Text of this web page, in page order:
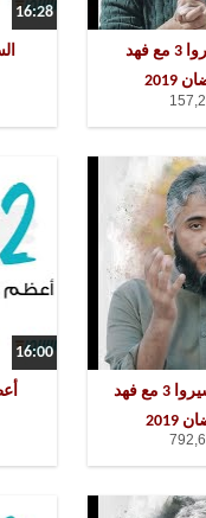
الغضب ودمار الأنفس | فسيروا 3 مع فهد
16:28
الأرض المسطحة بالقرآن | فسيروا 3 مع فهد
16:00